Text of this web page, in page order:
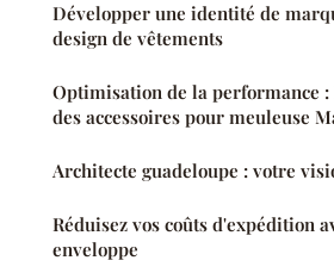
Développer une identité de
design de vêtements
Optimisation de la performance :
des accessoires pour meuleuse
Architecte guadeloupe : votre
Réduisez vos coûts d'expédition
enveloppe